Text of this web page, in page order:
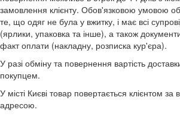
замовлення клієнту. Обов'язковою умовою
те, що одяг не була у вжитку, і має всі
(ярлики, упаковка та інше), а також
факт оплати (накладну, розписка кур'єра).
У разі обміну та повернення вартість
покупцем.
У місті Києві товар повертається клієнтом
адресою.